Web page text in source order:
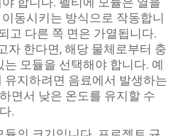
동시키는 방식으로 작동합니
고 다른 쪽 면은 가열됩니다.
자 한다면, 해당 물체로부터 충
모듈을 선택해야 합니다. 예
유지하려면 음료에서 발생하는
면서 낮은 온도를 유지할 수
.